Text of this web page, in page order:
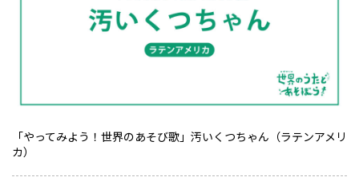
「やってみよう！世界のあそび歌」汚いくつちゃん（ラテンアメリ
カ）